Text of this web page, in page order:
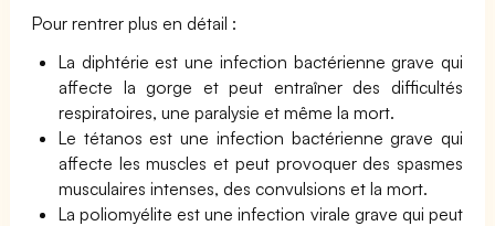
Pour rentrer plus en détail :
La diphtérie est une infection bactérienne grave qui
affecte la gorge et peut entraîner des difficultés
respiratoires, une paralysie et même la mort.
Le tétanos est une infection bactérienne grave qui
affecte les muscles et peut provoquer des spasmes
musculaires intenses, des convulsions et la mort.
La poliomyélite est une infection virale grave qui peut